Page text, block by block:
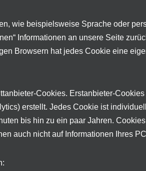
wie beispielsweise Sprache oder
Informationen an unsere Seite
Browsern hat jedes Cookie eine
Cookies. Erstanbieter-
erstellt. Jedes Cookie ist
bis hin zu ein paar Jahren.
auch nicht auf Informationen Ihres